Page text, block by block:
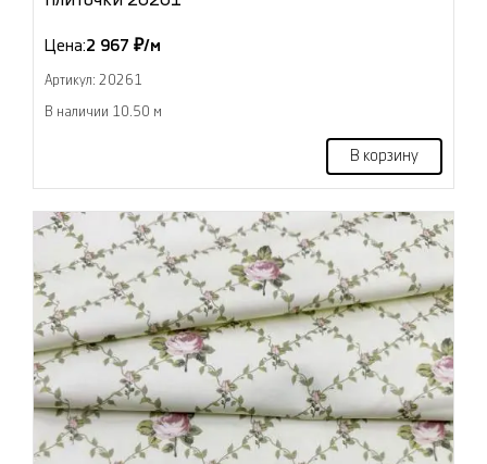
Цена:2 967 ₽/м
Артикул: 20261
В наличии 10.50 м
В корзину